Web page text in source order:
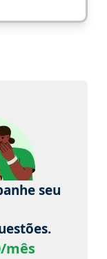
seu
mês